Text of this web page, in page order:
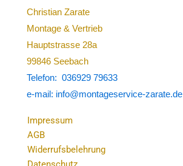
Christian Zarate
Montage & Vertrieb
Hauptstrasse 28a
99846 Seebach
Telefon: 036929 79633
e-mail: info@montageservice-zarate.de
Impressum
AGB
Widerrufsbelehrung